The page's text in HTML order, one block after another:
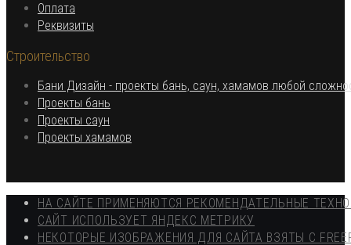
вкладке
новой
Оплата
в
вкладке
Реквизиты
Строительство
Бани Дизайн - проекты бань, саун, хамамов любой
Проекты бань
новой
Проекты саун
в
Проекты хамамов
НА САЙТЕ ПРИМЕНЯЮТСЯ РЕКОМЕНДАТЕЛЬНЫЕ
САЙТ ИСПОЛЬЗУЕТ ЯНДЕКС МЕТРИКУ
НЕКОТОРЫЕ ИЗОБРАЖЕНИЯ ДЛЯ САЙТА ВЗЯТЫ С